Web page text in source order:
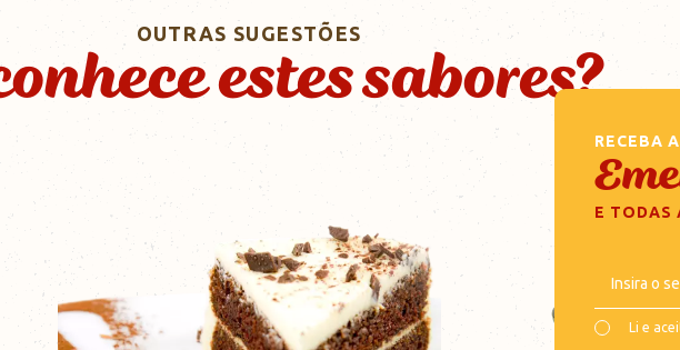
RECEBA
E TODAS
Insira o
Li e
OUTRAS SUGESTÕES
estes sabores?